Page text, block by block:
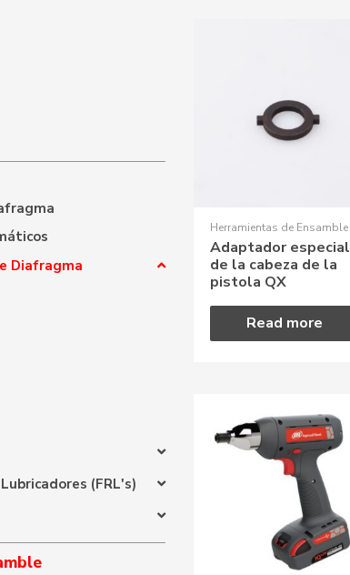
Diafragma
(FRL's)
Herramientas de Ensamble
Adaptador especial
de la cabeza de la
pistola QX
Read more